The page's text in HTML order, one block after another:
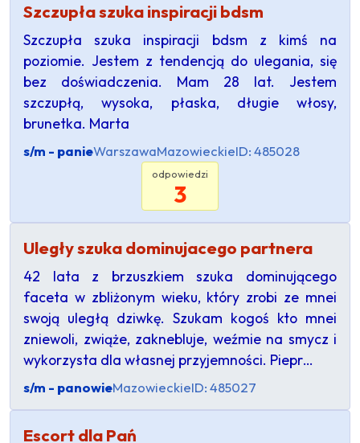
Szczupła szuka inspiracji bdsm
Szczupła szuka inspiracji bdsm z kimś na
poziomie. Jestem z tendencją do ulegania, się
bez doświadczenia. Mam 28 lat. Jestem
szczupłą, wysoka, płaska, długie włosy,
brunetka. Marta
s/m - panieWarszawaMazowieckieID: 485028
odpowiedzi
3
Uległy szuka dominujacego partnera
42 lata z brzuszkiem szuka dominującego
faceta w zbliżonym wieku, który zrobi ze mnei
swoją uległą dziwkę. Szukam kogoś kto mnei
zniewoli, zwiąże, zaknebluje, weźmie na smycz i
wykorzysta dla własnej przyjemności. Piepr…
s/m - panowieMazowieckieID: 485027
Escort dla Pań